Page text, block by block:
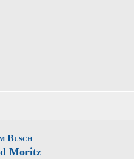
Busch
Moritz